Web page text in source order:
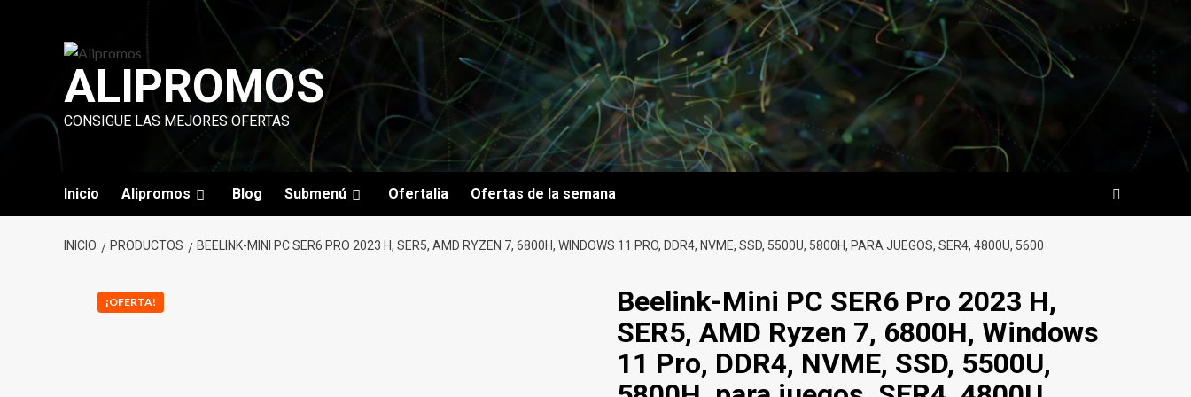
ALIPROMOS
CONSIGUE LAS MEJORES OFERTAS
Inicio Alipromos Blog Submenú Ofertalia Ofertas de la semana
INICIO PRODUCTOS BEELINK-MINI PC SER6 PRO 2023 H, SER5, AMD RYZEN 7, 6800H, WINDOWS 11 PRO, DDR4, NVME, SSD, 5500U, 5800H, PARA JUEGOS, SER4, 4800U, 5600
¡OFERTA!
Beelink-Mini PC SER6 Pro 2023 H,
SER5, AMD Ryzen 7, 6800H, Windows
11 Pro, DDR4, NVME, SSD, 5500U,